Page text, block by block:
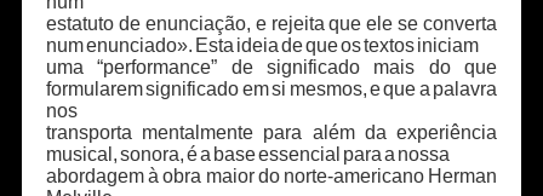
estatuto de enunciação, e rejeita que ele se converta
num enunciado». Esta ideia de que os textos iniciam
uma “performance” de significado mais do que
formularem significado em si mesmos, e que a palavra
nos
transporta mentalmente para além da experiência
musical, sonora, é a base essencial para a nossa
abordagem à obra maior do norte-americano Herman